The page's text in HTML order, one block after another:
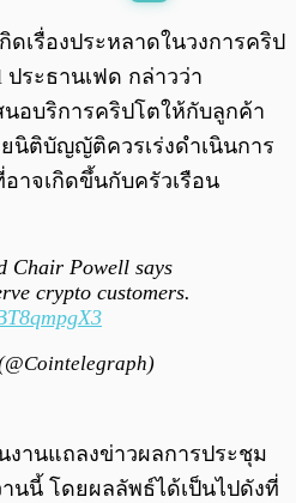
0:00
เรื่องประหลาดในวงการคริป
ประธานเฟด กล่าวว่า
นอบริการคริปโตให้กับลูกค้า
นิติบัญญัติควรเร่งดำเนินการ
าจเกิดขึ้นกับครัวเรือน
Chair Powell says
crypto customers.
งานแถลงข่าวผลการประชุม
นนี้ โดยผลลัพธ์ได้เป็นไปดังที่